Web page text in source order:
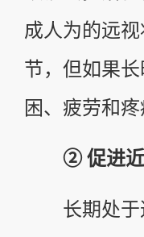
成人为的远
节，但如果
困、疲劳和
② 促进近
长期处于这